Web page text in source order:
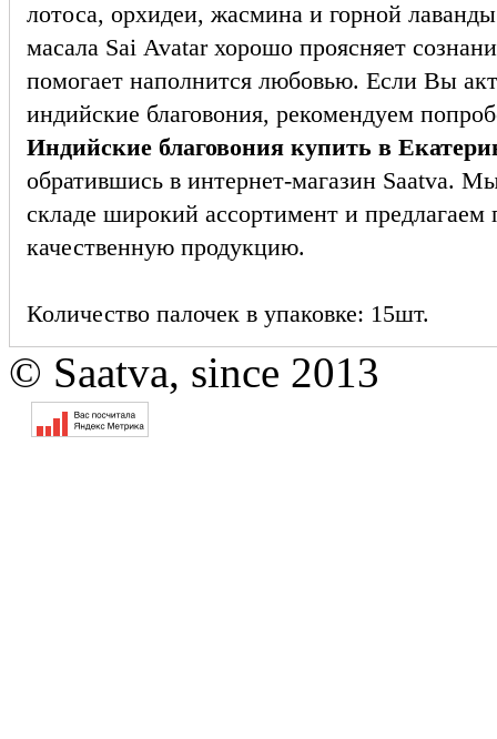
лотоса, орхидеи, жасмина и горной
масала Sai Avatar хорошо проясняет
помогает наполнится любовью. Если Вы
индийские благовония, рекомендуем
Индийские благовония купить в
обратившись в интернет-магазин Saatva.
складе широкий ассортимент и предлагаем
качественную продукцию.
Количество палочек в упаковке: 15шт.
© Saatva, since 2013